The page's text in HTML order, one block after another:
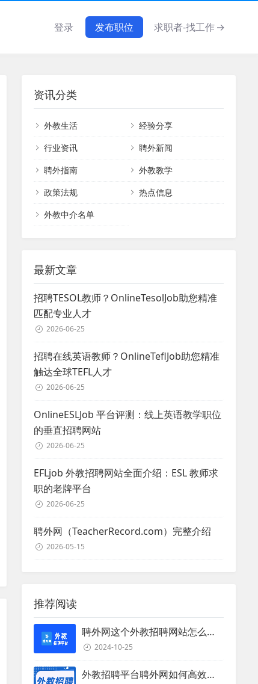
登录 发布职位 求职者-找工作→
资讯分类
外教生活
经验分享
行业资讯
聘外新闻
聘外指南
外教教学
政策法规
热点信息
外教中介名单
最新文章
招聘TESOL教师？OnlineTesolJob助您精准
匹配专业人才
2026-06-25
招聘在线英语教师？OnlineTeflJob助您精准
触达全球TEFL人才
2026-06-25
OnlineESLJob 平台评测：线上英语教学职位
的垂直招聘网站
2026-06-25
EFLjob 外教招聘网站全面介绍：ESL 教师求
职的老牌平台
2026-06-25
聘外网（TeacherRecord.com）完整介绍
2026-05-15
推荐阅读
聘外网这个外教招聘网站怎么样？
2024-10-25
外教招聘平台聘外网如何高效招聘外教？